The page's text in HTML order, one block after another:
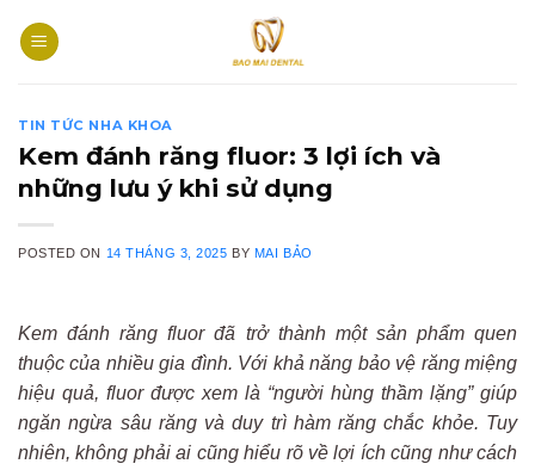
TIN TỨC NHA KHOA
Kem đánh răng fluor: 3 lợi ích và
những lưu ý khi sử dụng
POSTED ON 14 THÁNG 3, 2025 BY MAI BẢO
Kem đánh răng fluor đã trở thành một sản phẩm quen
thuộc của nhiều gia đình. Với khả năng bảo vệ răng miệng
hiệu quả, fluor được xem là “người hùng thầm lặng” giúp
ngăn ngừa sâu răng và duy trì hàm răng chắc khỏe. Tuy
nhiên, không phải ai cũng hiểu rõ về lợi ích cũng như cách